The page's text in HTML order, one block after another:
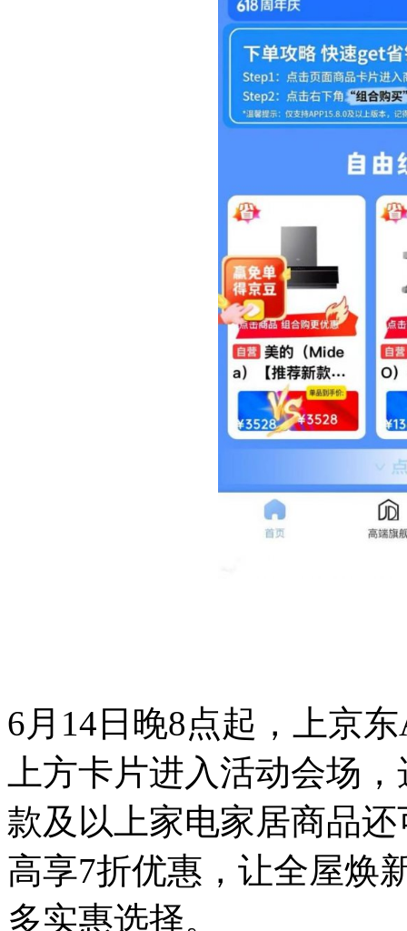
6月14日晚8点起，上京
上方卡片进入活动会场
款及以上家电家居商品
高享7折优惠，让全屋焕
多实惠选择。